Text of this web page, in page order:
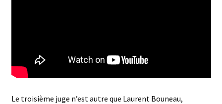
Le troisième juge n’est autre que Laurent Bouneau,